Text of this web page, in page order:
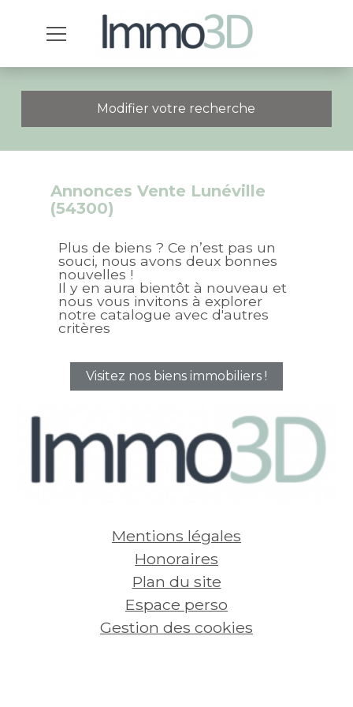
Modifier votre recherche
Annonces Vente Lunéville
(54300)
Plus de biens ? Ce n’est pas un
souci, nous avons deux bonnes
nouvelles !
Il y en aura bientôt à nouveau et
nous vous invitons à explorer
notre catalogue avec d'autres
critères
Visitez nos biens immobiliers !
Mentions légales
Honoraires
Plan du site
Espace perso
Gestion des cookies